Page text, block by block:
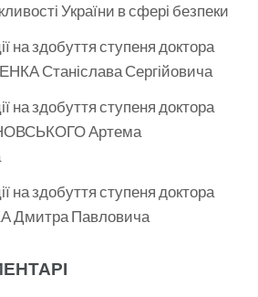
України в сфері безпеки
на здобуття ступеня доктора
Станіслава Сергійовича
на здобуття ступеня доктора
Артема
на здобуття ступеня доктора
Дмитра Павловича